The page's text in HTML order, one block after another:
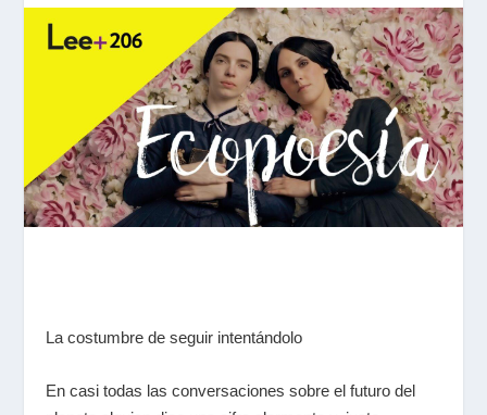
La costumbre de seguir intentándolo
En casi todas las conversaciones sobre el futuro del